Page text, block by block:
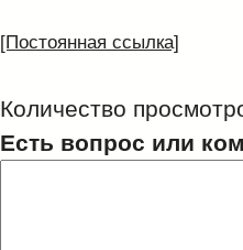
[Постоянная ссылка]
Количество
Есть вопрос или